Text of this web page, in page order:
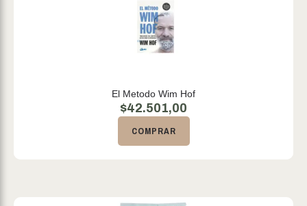
El Metodo Wim Hof
$42.501,00
COMPRAR